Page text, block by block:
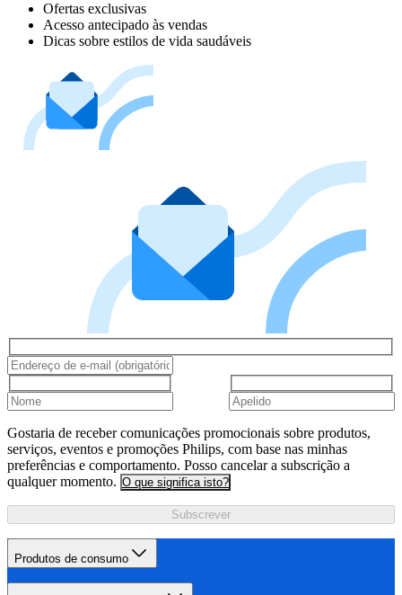
Ofertas exclusivas
Acesso antecipado às vendas
Dicas sobre estilos de vida saudáveis
Gostaria de receber comunicações promocionais sobre produtos,
serviços, eventos e promoções Philips, com base nas minhas
preferências e comportamento. Posso cancelar a subscrição a
qualquer momento. O que significa isto?
Subscrever
Produtos de consumo